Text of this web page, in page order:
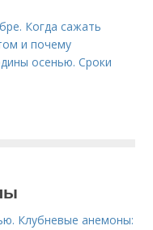
Когда сажать
и почему
осенью. Сроки
Клубневые анемоны: